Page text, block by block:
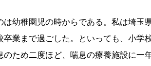
幼稚園児の時からである。私は埼玉
業まで過ごした。といっても、小学
ため二度ほど、喘息の療養施設に一